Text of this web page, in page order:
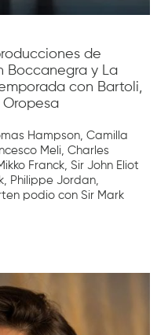
de
Boccanegra y La
con Bartoli,
Oropesa
Hampson, Camilla
Meli, Charles
Franck, Sir John Eliot
Philippe Jordan,
podio con Sir Mark